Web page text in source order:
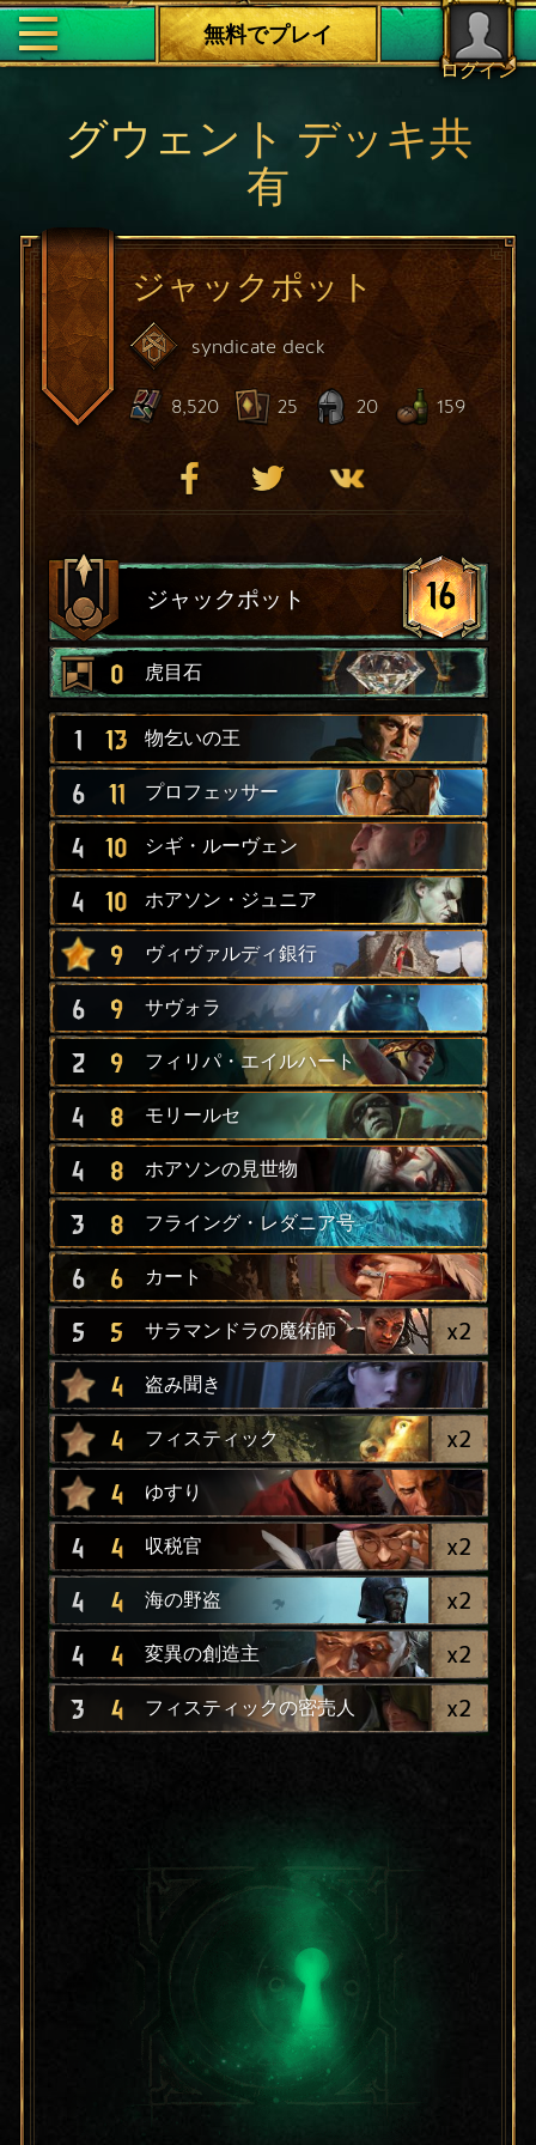
ログイン
無料でプレイ
グウェント デッキ共
有
ジャックポット
syndicate deck
8,520 25 20 159
ジャックポット 16
0 虎目石
1 13 物乞いの王
6 11 プロフェッサー
4 10 シギ・ルーヴェン
4 10 ホアソン・ジュニア
9 ヴィヴァルディ銀行
6 9 サヴォラ
2 9 フィリパ・エイルハート
4 8 モリールセ
4 8 ホアソンの見世物
3 8 フライング・レダニア号
6 6 カート
5 5 サラマンドラの魔術師 x2
4 盗み聞き
4 フィスティック x2
4 ゆすり
4 4 収税官 x2
4 4 海の野盗 x2
4 4 変異の創造主 x2
3 4 フィスティックの密売人 x2